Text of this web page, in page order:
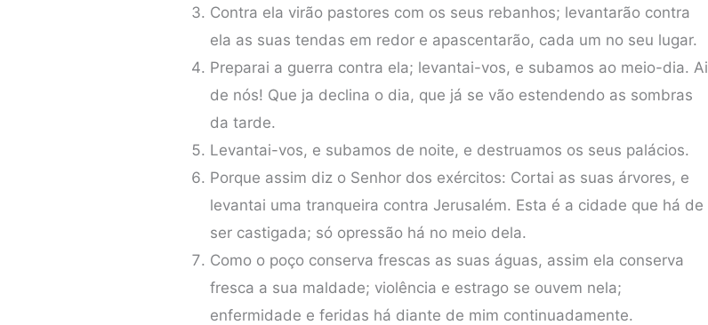
Contra ela virão pastores com os seus rebanhos; levantarão contra
ela as suas tendas em redor e apascentarão, cada um no seu lugar.
Preparai a guerra contra ela; levantai-vos, e subamos ao meio-dia. Ai
de nós! Que ja declina o dia, que já se vão estendendo as sombras
da tarde.
Levantai-vos, e subamos de noite, e destruamos os seus palácios.
Porque assim diz o Senhor dos exércitos: Cortai as suas árvores, e
levantai uma tranqueira contra Jerusalém. Esta é a cidade que há de
ser castigada; só opressão há no meio dela.
Como o poço conserva frescas as suas águas, assim ela conserva
fresca a sua maldade; violência e estrago se ouvem nela;
enfermidade e feridas há diante de mim continuadamente.